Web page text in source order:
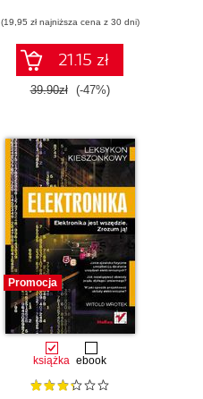
(19,95 zł najniższa cena z 30 dni)
21.15 zł
39.90zł (-47%)
Promocja
książka ebook